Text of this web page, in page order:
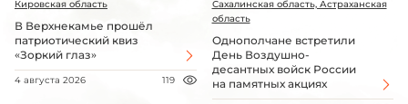
Кировская область
В Верхнекамье прошёл
патриотический квиз
«Зоркий глаз»
4 августа 2026 119
Сахалинская область, Астраханская
область
Однополчане встретили
День Воздушно-
десантных войск России
на памятных акциях